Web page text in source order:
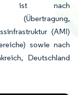
und ist nach
(Übertragung,
(AMI)
sowie nach
Deutschland